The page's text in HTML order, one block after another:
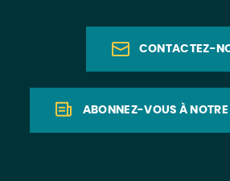
CONTACTEZ-
ABONNEZ-VOUS À NOTRE